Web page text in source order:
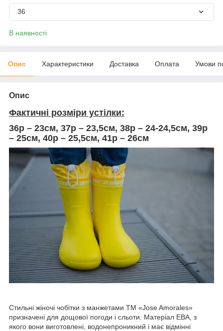
36
В наявності
Опис Характеристики Доставка Оплата Умови
Опис
Фактичні розміри устілки:
36р – 23см, 37р – 23,5см, 38р – 24-24,5см, 39р
– 25см, 40р – 25,5см, 41р – 26см
Стильні жіночі чобітки з манжетами ТМ «Jose Amorales»
призначені для дощової погоди і сльоти. Матеріал ЕВА, з
якого вони виготовлені, водонепроникний і має відмінні